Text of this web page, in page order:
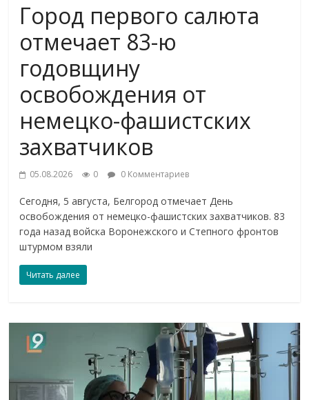
Город первого салюта
отмечает 83-ю
годовщину
освобождения от
немецко-фашистских
захватчиков
05.08.2026 0 0 Комментариев
Сегодня, 5 августа, Белгород отмечает День
освобождения от немецко-фашистских захватчиков. 83
года назад войска Воронежского и Степного фронтов
штурмом взяли
Читать далее